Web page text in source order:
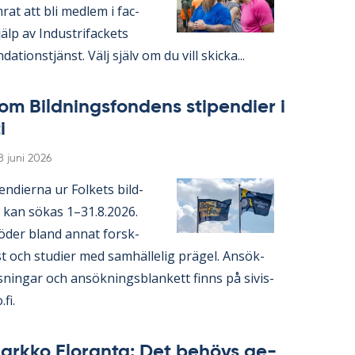
att bli med­lem i fac­
av In­du­stri­fac­kets
Välj själv om du vill skic­ka...
Bild­nings­fon­dens sti­pen­di­er i
juni 2026
ur Fol­kets bild­
sö­kas 1–31.8.2026.
bland an­nat forsk­
och stu­di­er med sam­häl­le­lig prä­gel. An­sök­
och an­sök­nings­blan­kett fin­ns på si­vis­